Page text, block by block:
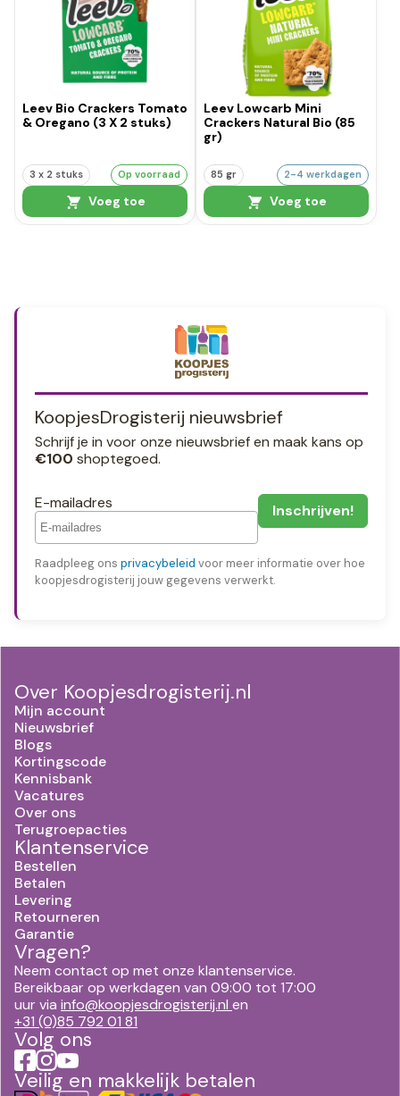
Leev Bio Crackers Tomato
& Oregano (3 X 2 stuks)
3 x 2 stuks Op voorraad
Voeg toe
Leev Lowcarb Mini
Crackers Natural Bio (85
gr)
85 gr 2-4 werkdagen
Voeg toe
KoopjesDrogisterij nieuwsbrief
Schrijf je in voor onze nieuwsbrief en maak kans op
€100 shoptegoed.
E-mailadres
Raadpleeg ons privacybeleid voor meer informatie over hoe
koopjesdrogisterij jouw gegevens verwerkt.
Over Koopjesdrogisterij.nl
Mijn account
Nieuwsbrief
Blogs
Kortingscode
Kennisbank
Vacatures
Over ons
Terugroepacties
Klantenservice
Bestellen
Betalen
Levering
Retourneren
Garantie
Vragen?
Neem contact op met onze klantenservice.
Bereikbaar op werkdagen van 09:00 tot 17:00
uur via info@koopjesdrogisterij.nl en
+31 (0)85 792 01 81
Volg ons
Veilig en makkelijk betalen